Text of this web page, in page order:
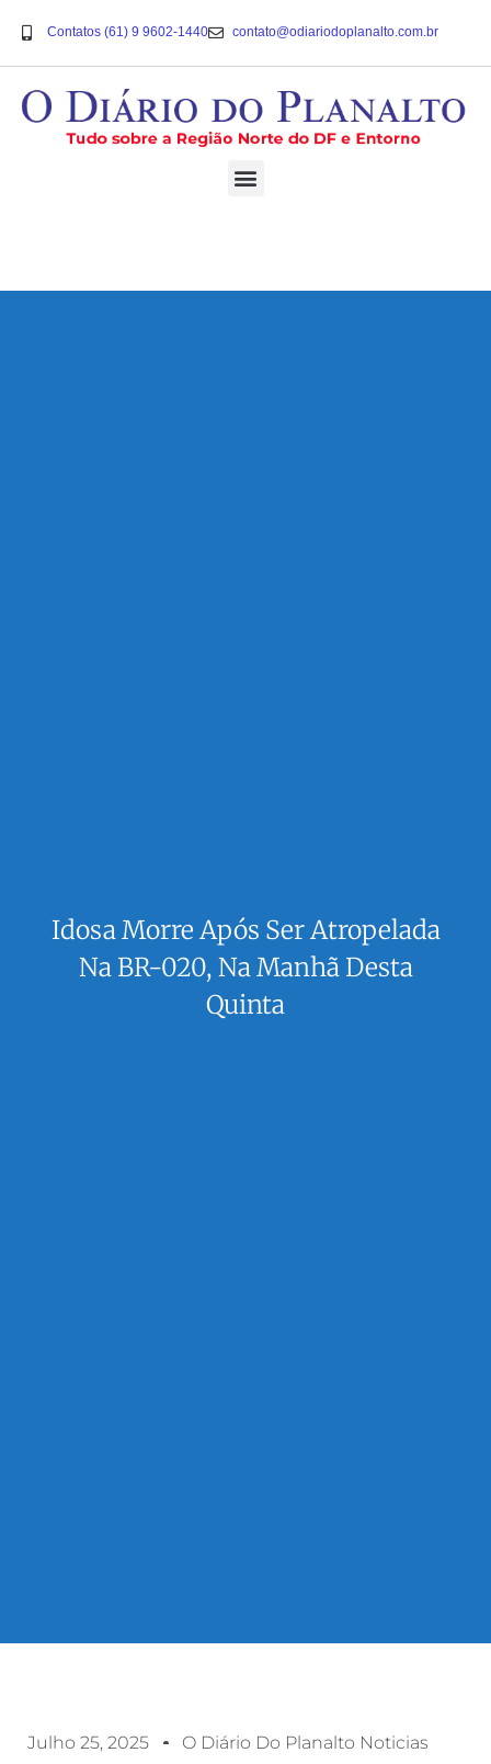
Contatos (61) 9 9602-1440 contato@odiariodoplanalto.com.br
Idosa Morre Após Ser Atropelada
Na BR-020, Na Manhã Desta
Quinta
Julho 25, 2025 O Diário Do Planalto Noticias